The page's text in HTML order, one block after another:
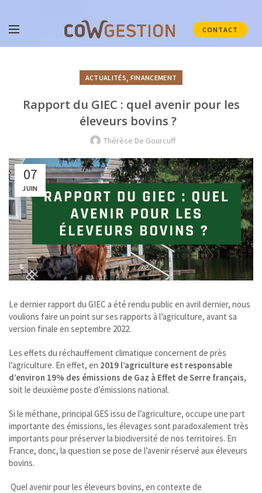
CONTACT
ACTUALITÉS, FINANCEMENT
Rapport du GIEC : quel avenir pour les
éleveurs bovins ?
Thérèse De Gourcuff
07
JUIN
Le dernier rapport du GIEC a été rendu public en avril dernier, nous
voulions faire un point sur ses rapports à l’agriculture, avant sa
version finale en septembre 2022.
Les effets du réchauffement climatique concernent de près
l’agriculture. En effet, en 2019 l’agriculture est responsable
d’environ 19% des émissions de Gaz à Effet de Serre français,
soit le deuxième poste d’émissions national.
Si le méthane, principal GES issu de l’agriculture, occupe une part
importante des émissions, les élevages sont paradoxalement très
importants pour préserver la biodiversité de nos territoires. En
France, donc, la question se pose de l’avenir réservé aux éleveurs
bovins.
Quel avenir pour les éleveurs bovins, en contexte de